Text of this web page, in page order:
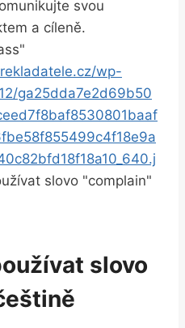
svou
a cíleně.
wp-
ga25dda7e2d69b50
slovo "complain"
slovo